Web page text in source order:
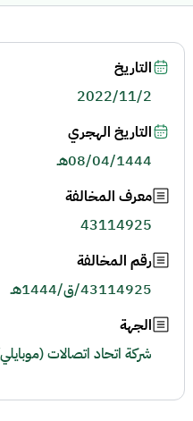
التاريخ
2022/11/2
التاريخ الهجري
08/04/1444هـ
معرف المخالفة
43114925
رقم المخالفة
43114925/ق/1444هـ
الجهة
شركة اتحاد اتصالات